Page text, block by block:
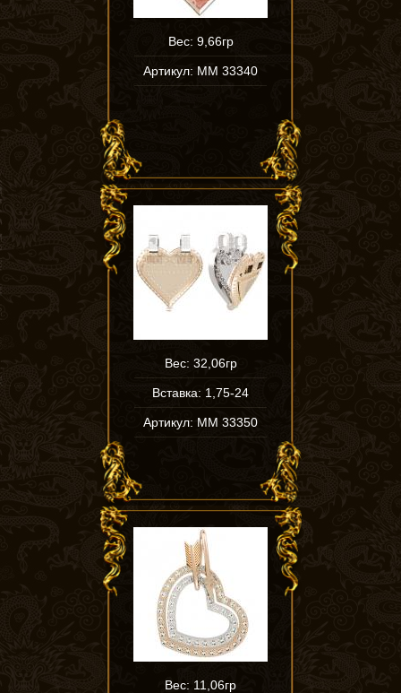
Вес: 9,66гр
Артикул: ММ 33340
Вес: 32,06гр
Вставка: 1,75-24
Артикул: ММ 33350
Вес: 11,06гр